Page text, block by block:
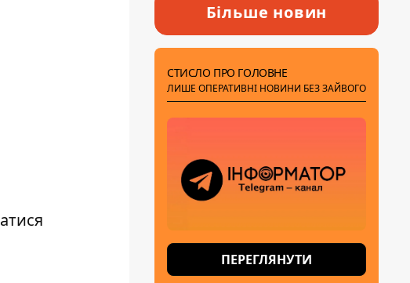
Більше новин
СТИСЛО ПРО ГОЛОВНЕ
ЛИШЕ ОПЕРАТИВНІ НОВИНИ БЕЗ ЗАЙВОГО
ПЕРЕГЛЯНУТИ